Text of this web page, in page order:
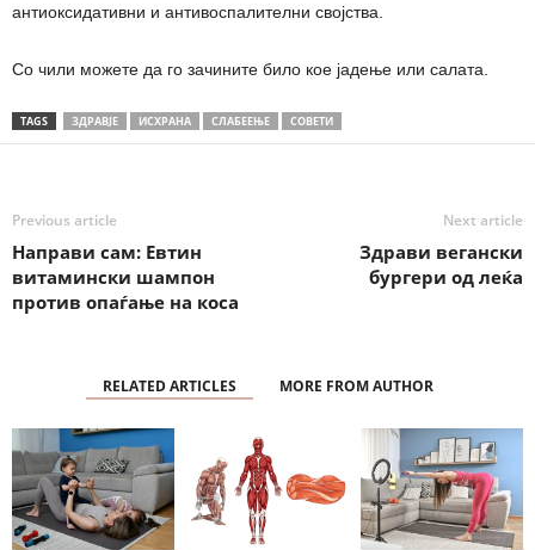
антиоксидативни и антивоспалителни својства.
Со чили можете да го зачините било кое јадење или салата.
TAGS ЗДРАВЈЕ ИСХРАНА СЛАБЕЕЊЕ СОВЕТИ
Previous article
Направи сам: Евтин
витамински шампон
против опаѓање на коса
Next article
Здрави вегански
бургери од леќа
RELATED ARTICLES MORE FROM AUTHOR